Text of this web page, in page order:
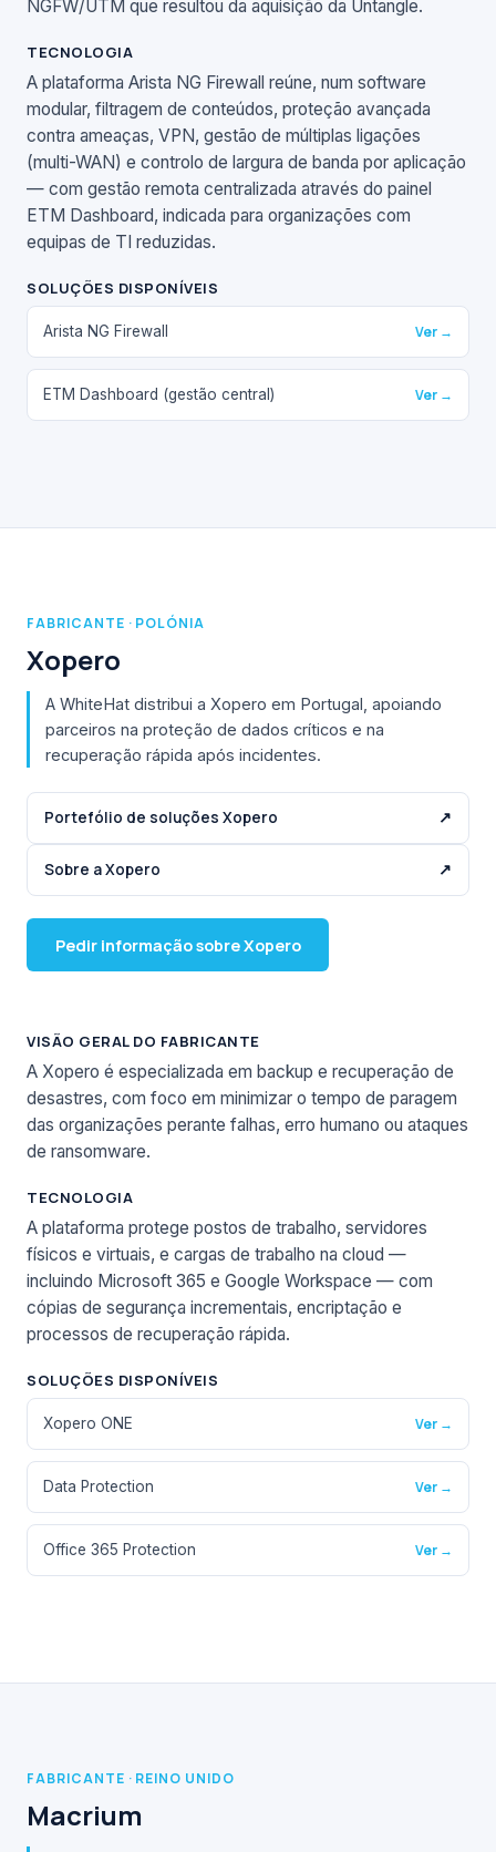
NGFW/UTM que resultou da aquisição da Untangle.
TECNOLOGIA
A plataforma Arista NG Firewall reúne, num software
modular, filtragem de conteúdos, proteção avançada
contra ameaças, VPN, gestão de múltiplas ligações
(multi-WAN) e controlo de largura de banda por aplicação
— com gestão remota centralizada através do painel
ETM Dashboard, indicada para organizações com
equipas de TI reduzidas.
SOLUÇÕES DISPONÍVEIS
Arista NG Firewall Ver →
ETM Dashboard (gestão central) Ver →
FABRICANTE · POLÓNIA
Xopero
A WhiteHat distribui a Xopero em Portugal, apoiando
parceiros na proteção de dados críticos e na
recuperação rápida após incidentes.
Portefólio de soluções Xopero ↗
Sobre a Xopero ↗
Pedir informação sobre Xopero
VISÃO GERAL DO FABRICANTE
A Xopero é especializada em backup e recuperação de
desastres, com foco em minimizar o tempo de paragem
das organizações perante falhas, erro humano ou ataques
de ransomware.
TECNOLOGIA
A plataforma protege postos de trabalho, servidores
físicos e virtuais, e cargas de trabalho na cloud —
incluindo Microsoft 365 e Google Workspace — com
cópias de segurança incrementais, encriptação e
processos de recuperação rápida.
SOLUÇÕES DISPONÍVEIS
Xopero ONE Ver →
Data Protection Ver →
Office 365 Protection Ver →
FABRICANTE · REINO UNIDO
Macrium